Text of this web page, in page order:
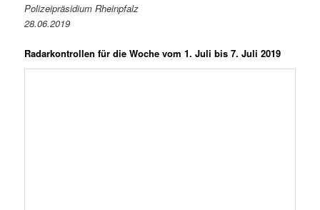
Polizeipräsidium Rheinpfalz
28.06.2019
Radarkontrollen für die Woche vom 1. Juli bis 7. Juli 2019